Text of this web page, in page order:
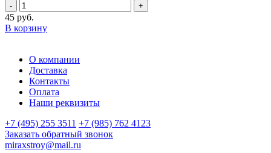
- +
45 руб.
В корзину
О компании
Доставка
Контакты
Оплата
Наши реквизиты
+7 (495) 255 3511 +7 (985) 762 4123
Заказать обратный звонок
miraxstroy@mail.ru